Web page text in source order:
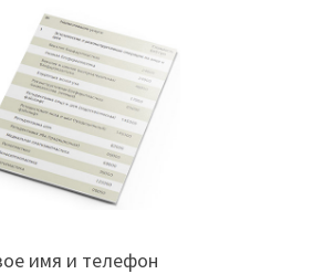
имя и телефон